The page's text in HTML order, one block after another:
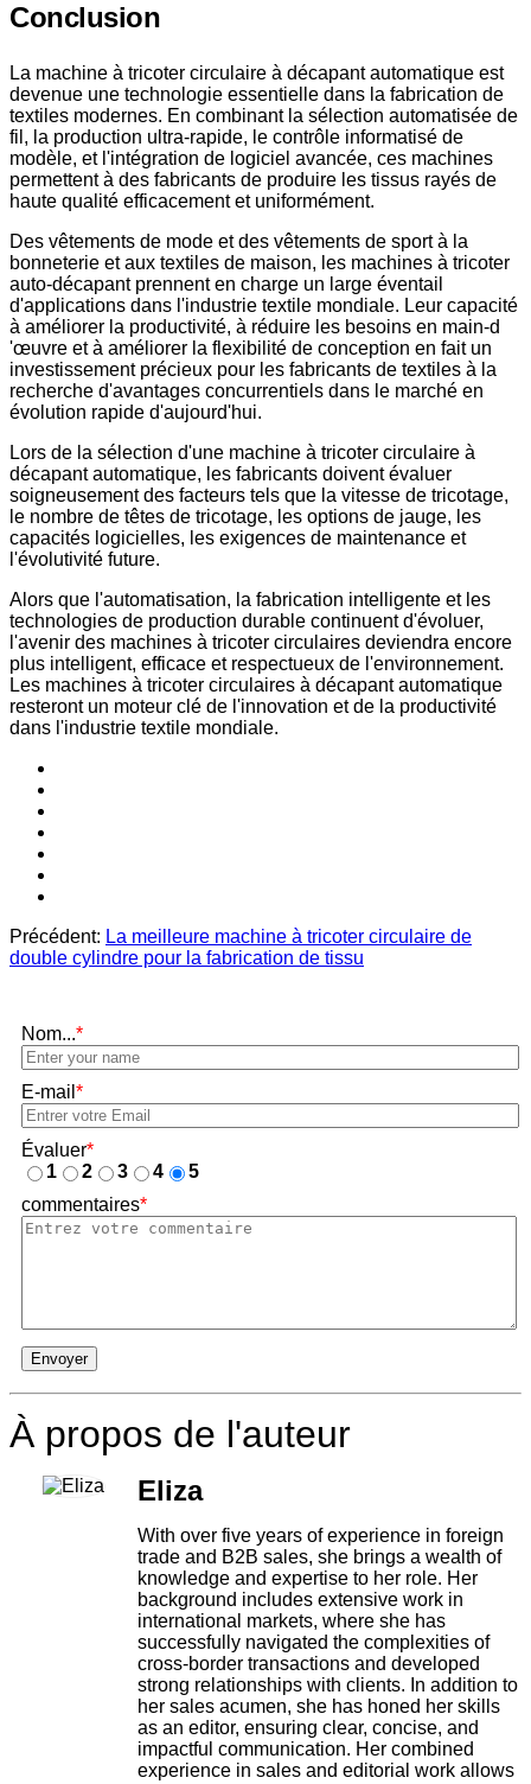
Conclusion
La machine à tricoter circulaire à décapant automatique est
devenue une technologie essentielle dans la fabrication de
textiles modernes. En combinant la sélection automatisée de
fil, la production ultra-rapide, le contrôle informatisé de
modèle, et l'intégration de logiciel avancée, ces machines
permettent à des fabricants de produire les tissus rayés de
haute qualité efficacement et uniformément.
Des vêtements de mode et des vêtements de sport à la
bonneterie et aux textiles de maison, les machines à tricoter
auto-décapant prennent en charge un large éventail
d'applications dans l'industrie textile mondiale. Leur capacité
à améliorer la productivité, à réduire les besoins en main-d
'œuvre et à améliorer la flexibilité de conception en fait un
investissement précieux pour les fabricants de textiles à la
recherche d'avantages concurrentiels dans le marché en
évolution rapide d'aujourd'hui.
Lors de la sélection d'une machine à tricoter circulaire à
décapant automatique, les fabricants doivent évaluer
soigneusement des facteurs tels que la vitesse de tricotage,
le nombre de têtes de tricotage, les options de jauge, les
capacités logicielles, les exigences de maintenance et
l'évolutivité future.
Alors que l'automatisation, la fabrication intelligente et les
technologies de production durable continuent d'évoluer,
l'avenir des machines à tricoter circulaires deviendra encore
plus intelligent, efficace et respectueux de l'environnement.
Les machines à tricoter circulaires à décapant automatique
resteront un moteur clé de l'innovation et de la productivité
dans l'industrie textile mondiale.
Précédent: La meilleure machine à tricoter circulaire de
double cylindre pour la fabrication de tissu
Nom...*
E-mail *
Évaluer*
1
2 3 4
5
commentaires*
Envoyer
À propos de l'auteur
Eliza
With over five years of experience in foreign
trade and B2B sales, she brings a wealth of
knowledge and expertise to her role. Her
background includes extensive work in
international markets, where she has
successfully navigated the complexities of
cross-border transactions and developed
strong relationships with clients. In addition to
her sales acumen, she has honed her skills
as an editor, ensuring clear, concise, and
impactful communication. Her combined
experience in sales and editorial work allows